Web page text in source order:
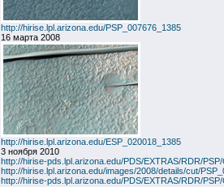
http://hirise.lpl.arizona.edu/PSP_007676_1385
16 марта 2008
http://hirise.lpl.arizona.edu/ESP_020018_1385
3 ноября 2010
http://hirise-pds.lpl.arizona.edu/PDS/EXTRAS/RDR/
http://hirise.lpl.arizona.edu/images/2008/details/cut/
http://hirise-pds.lpl.arizona.edu/PDS/EXTRAS/RDR/